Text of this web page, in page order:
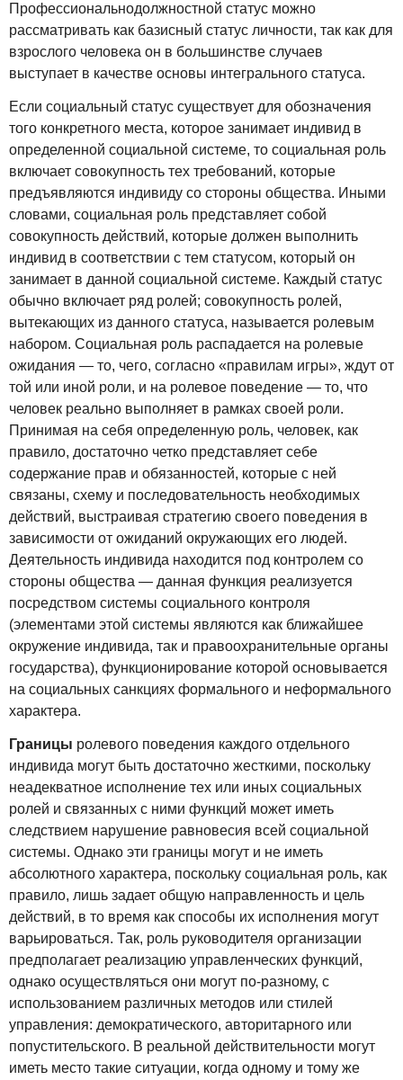
Профессиональнодолжностной статус можно
рассматривать как базисный статус личности, так как для
взрослого человека он в большинстве случаев
выступает в качестве основы интегрального статуса.
Если социальный статус существует для обозначения
того конкретного места, которое занимает индивид в
определенной социальной системе, то социальная роль
включает совокупность тех требований, которые
предъявляются индивиду со стороны общества. Иными
словами, социальная роль представляет собой
совокупность действий, которые должен выполнить
индивид в соответствии с тем статусом, который он
занимает в данной социальной системе. Каждый статус
обычно включает ряд ролей; совокупность ролей,
вытекающих из данного статуса, называется ролевым
набором. Социальная роль распадается на ролевые
ожидания — то, чего, согласно «правилам игры», ждут от
той или иной роли, и на ролевое поведение — то, что
человек реально выполняет в рамках своей роли.
Принимая на себя определенную роль, человек, как
правило, достаточно четко представляет себе
содержание прав и обязанностей, которые с ней
связаны, схему и последовательность необходимых
действий, выстраивая стратегию своего поведения в
зависимости от ожиданий окружающих его людей.
Деятельность индивида находится под контролем со
стороны общества — данная функция реализуется
посредством системы социального контроля
(элементами этой системы являются как ближайшее
окружение индивида, так и правоохранительные органы
государства), функционирование которой основывается
на социальных санкциях формального и неформального
характера.
Границы ролевого поведения каждого отдельного
индивида могут быть достаточно жесткими, поскольку
неадекватное исполнение тех или иных социальных
ролей и связанных с ними функций может иметь
следствием нарушение равновесия всей социальной
системы. Однако эти границы могут и не иметь
абсолютного характера, поскольку социальная роль, как
правило, лишь задает общую направленность и цель
действий, в то время как способы их исполнения могут
варьироваться. Так, роль руководителя организации
предполагает реализацию управленческих функций,
однако осуществляться они могут по-разному, с
использованием различных методов или стилей
управления: демократического, авторитарного или
попустительского. В реальной действительности могут
иметь место такие ситуации, когда одному и тому же